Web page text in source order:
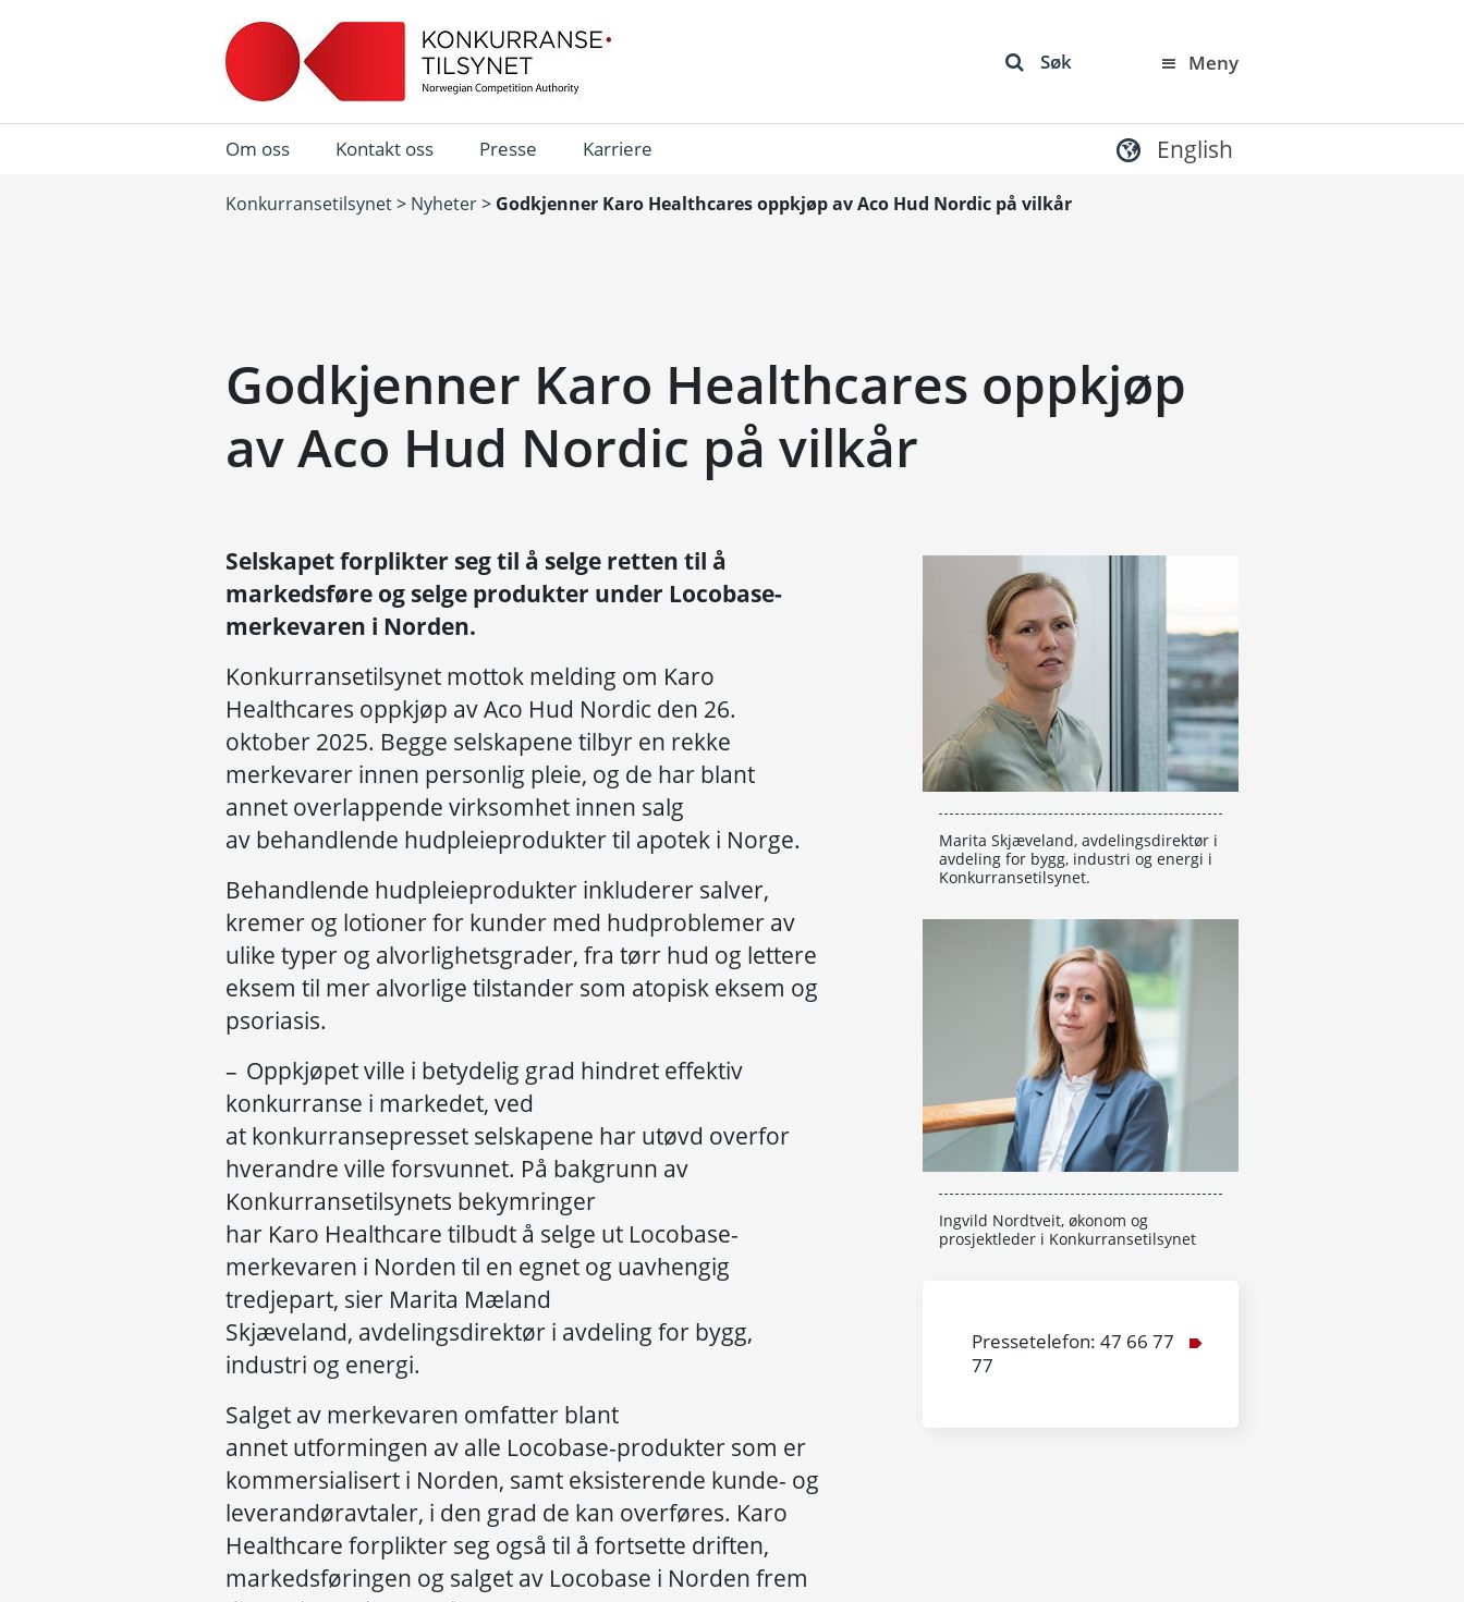
Søk Meny
Om oss Kontakt oss Presse Karriere English
Konkurransetilsynet> Nyheter> Godkjenner Karo Healthcares oppkjøp av Aco Hud Nordic på vilkår
Godkjenner Karo Healthcares oppkjøp
av Aco Hud Nordic på vilkår
Selskapet forplikter seg til å selge retten til å
markedsføre og selge produkter under Locobase-
merkevaren i Norden.
Konkurransetilsynet mottok melding om Karo
Healthcares oppkjøp av Aco Hud Nordic den 26.
oktober 2025. Begge selskapene tilbyr en rekke
merkevarer innen personlig pleie, og de har blant
annet overlappende virksomhet innen salg
av behandlende hudpleieprodukter til apotek i Norge.
Behandlende hudpleieprodukter inkluderer salver,
kremer og lotioner for kunder med hudproblemer av
ulike typer og alvorlighetsgrader, fra tørr hud og lettere
eksem til mer alvorlige tilstander som atopisk eksem og
psoriasis.
– Oppkjøpet ville i betydelig grad hindret effektiv
konkurranse i markedet, ved
at konkurransepresset selskapene har utøvd overfor
hverandre ville forsvunnet. På bakgrunn av
Konkurransetilsynets bekymringer
har Karo Healthcare tilbudt å selge ut Locobase-
merkevaren i Norden til en egnet og uavhengig
tredjepart, sier Marita Mæland
Skjæveland, avdelingsdirektør i avdeling for bygg,
industri og energi.
Salget av merkevaren omfatter blant
annet utformingen av alle Locobase-produkter som er
kommersialisert i Norden, samt eksisterende kunde- og
leverandøravtaler, i den grad de kan overføres. Karo
Healthcare forplikter seg også til å fortsette driften,
markedsføringen og salget av Locobase i Norden frem
Marita Skjæveland, avdelingsdirektør i
avdeling for bygg, industri og energi i
Konkurransetilsynet.
Ingvild Nordtveit, økonom og
prosjektleder i Konkurransetilsynet
Pressetelefon: 47 66 77
77